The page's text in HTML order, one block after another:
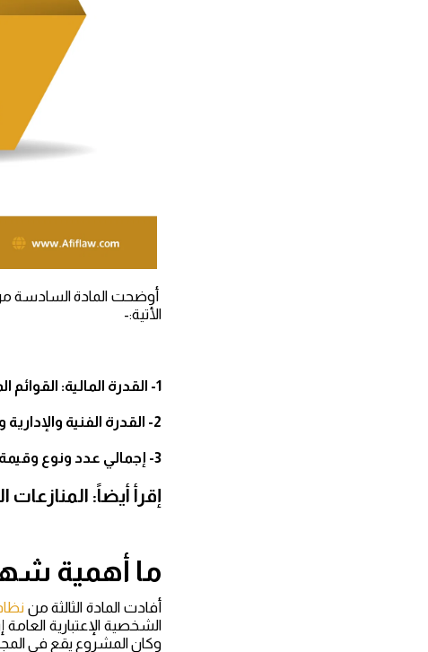
أوضحت المادة السادسة
الأتية:-
1- القدرة المالية: القوائم المالية.
2- القدرة الفنية والإدارية والتنفيذية: الهياكل التنظيمية، الكوادر الإدارية والفنية.
3- إجمالي عدد ونوع وقيمة المشاريع.
إقرأ أيضاً: المنازعات
ما أهمية
أفادت المادة الثالثة من
الشخصية الإعتبارية
وكان المشروع يقع في